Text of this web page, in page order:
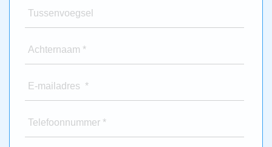
Tussenvoegsel
Achternaam *
E-mailadres *
Telefoonnummer *